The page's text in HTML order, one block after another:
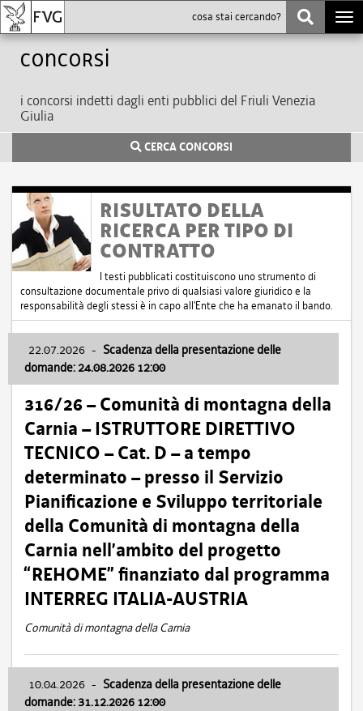
Concorsi
i concorsi indetti dagli enti pubblici del Friuli Venezia
Giulia
CERCA CONCORSI
RISULTATO DELLA
RICERCA PER TIPO DI
CONTRATTO
I testi pubblicati costituiscono uno strumento di
consultazione documentale privo di qualsiasi valore giuridico e la
responsabilità degli stessi è in capo all'Ente che ha emanato il bando.
22.07.2026 - Scadenza della presentazione delle
domande: 24.08.2026 12:00
316/26 – Comunità di montagna della
Carnia – ISTRUTTORE DIRETTIVO
TECNICO – Cat. D – a tempo
determinato – presso il Servizio
Pianificazione e Sviluppo territoriale
della Comunità di montagna della
Carnia nell’ambito del progetto
“REHOME” finanziato dal programma
INTERREG ITALIA-AUSTRIA
Comunità di montagna della Carnia
10.04.2026 - Scadenza della presentazione delle
domande: 31.12.2026 12:00